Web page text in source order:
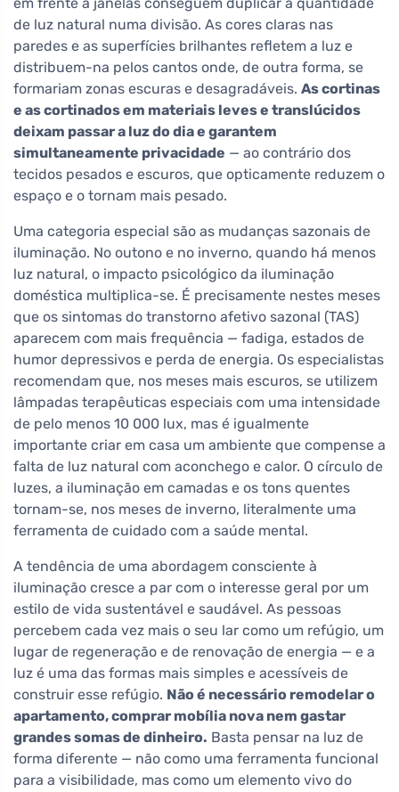
em frente a janelas conseguem duplicar a quantidade
de luz natural numa divisão. As cores claras nas
paredes e as superfícies brilhantes refletem a luz e
distribuem-na pelos cantos onde, de outra forma, se
formariam zonas escuras e desagradáveis. As cortinas
e as cortinados em materiais leves e translúcidos
deixam passar a luz do dia e garantem
simultaneamente privacidade — ao contrário dos
tecidos pesados e escuros, que opticamente reduzem o
espaço e o tornam mais pesado.
Uma categoria especial são as mudanças sazonais de
iluminação. No outono e no inverno, quando há menos
luz natural, o impacto psicológico da iluminação
doméstica multiplica-se. É precisamente nestes meses
que os sintomas do transtorno afetivo sazonal (TAS)
aparecem com mais frequência — fadiga, estados de
humor depressivos e perda de energia. Os especialistas
recomendam que, nos meses mais escuros, se utilizem
lâmpadas terapêuticas especiais com uma intensidade
de pelo menos 10 000 lux, mas é igualmente
importante criar em casa um ambiente que compense a
falta de luz natural com aconchego e calor. O círculo de
luzes, a iluminação em camadas e os tons quentes
tornam-se, nos meses de inverno, literalmente uma
ferramenta de cuidado com a saúde mental.
A tendência de uma abordagem consciente à
iluminação cresce a par com o interesse geral por um
estilo de vida sustentável e saudável. As pessoas
percebem cada vez mais o seu lar como um refúgio, um
lugar de regeneração e de renovação de energia — e a
luz é uma das formas mais simples e acessíveis de
construir esse refúgio. Não é necessário remodelar o
apartamento, comprar mobília nova nem gastar
grandes somas de dinheiro. Basta pensar na luz de
forma diferente — não como uma ferramenta funcional
para a visibilidade, mas como um elemento vivo do